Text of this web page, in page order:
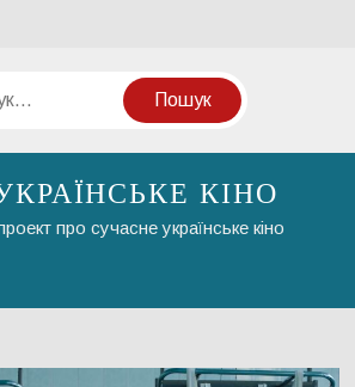
КІНО
про сучасне українське кіно